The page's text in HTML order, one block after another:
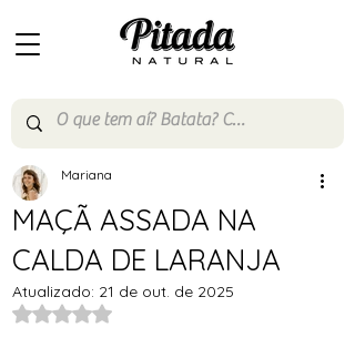
MAÇÃ ASSADA NA
CALDA DE LARANJA
Mariana
Atualizado: 21 de out. de 2025
Avaliado com NaN de 5 estrelas.